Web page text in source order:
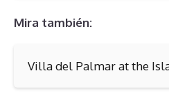
Mira también:
Villa del Palmar at the